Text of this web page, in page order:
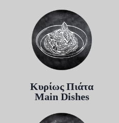
Κυρίως Πιάτα
Main Dishes